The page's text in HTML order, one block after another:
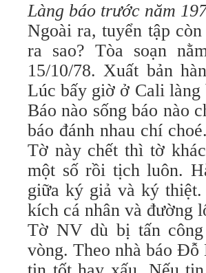
Làng báo trước năm
Ngoài ra, tuyển tập
ra sao? Tòa soạn
15/10/78. Xuất bản
Lúc bấy giờ ở Cali làng
Báo nào sống báo nào
báo đánh nhau chí
Tờ này chết thì tờ
một số rồi tịch luôn.
giữa ký giả và ký
kích cá nhân và đường
Tờ NV dù bị tấn
vòng. Theo nhà báo